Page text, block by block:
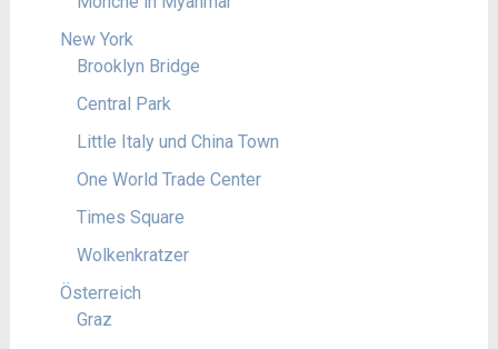
New York
Brooklyn Bridge
Central Park
Little Italy und China Town
One World Trade Center
Times Square
Wolkenkratzer
Österreich
Graz